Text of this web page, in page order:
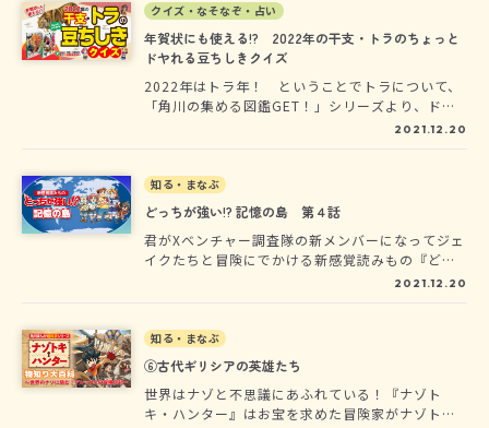
では、正体不明の巨大な影が目撃されているらし
い…。この冒険の旅では、次に取る行動は自分で
決めるんだ。文章の最後に選択肢があるから、ど
れか選んで進もう。旅の途中でさまざまな動物と
も出会うよ。動物知識を活かしてピンチを乗り切
ろう。君は第５話のベストエンディング「任務大
成功！」までたどりつけるかな？「任務成功」の
り直そう。物語のゆくえを決めるのは君自身。さ
ぁ、どっちを選ぶ!?
クイズ・なそなぞ・占い
年賀状にも使える!? 2022年の干支・トラのちょっと
ドヤれる豆ちしきクイズ
2022年はトラ年！ ということでトラについて、
「角川の集める図鑑GET！」シリーズより、ドヤ
れる豆ちしきをクイズ形式で伝授します!! 年末年
うれしいかも!?
2021.12.20
知る・まなぶ
どっちが強い!? 記憶の島 第４話
君がXベンチャー調査隊の新メンバーになってジェ
イクたちと冒険にでかける新感覚読みもの『どっ
ちが強い!? 記憶の島』が連載開始！今回ダーウィ
では、正体不明の巨大な影が目撃されているらし
い…。この冒険の旅では、次に取る行動は自分で
決めるんだ。文章の最後に選択肢があるから、ど
れか選んで進もう。旅の途中でさまざまな動物と
も出会うよ。動物知識を活かしてピンチを乗り切
2021.12.20
知る・まなぶ
⑥古代ギリシアの英雄たち
世界はナゾと不思議にあふれている！『ナゾト
キ・ハンター』はお宝を求めた冒険家がナゾトキ